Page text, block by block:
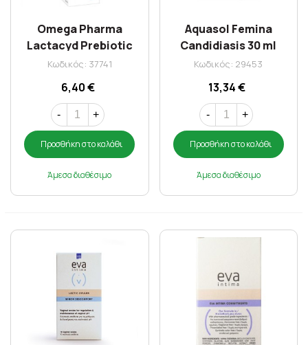
Omega Pharma
Lactacyd Prebiotic
Plus 250ml
Κωδικός: 37741
6,40 €
- +
Προσθήκη στο καλάθι
Άμεσα διαθέσιμο
Aquasol Femina
Candidiasis 30 ml
Κωδικός: 29453
13,34 €
- +
Προσθήκη στο καλάθι
Άμεσα διαθέσιμο